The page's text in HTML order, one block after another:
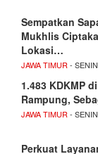
Sempatkan
Mukhlis
Lokasi…
JAWA TIMUR-
1.483 KDKMP
Rampung,
JAWA TIMUR-
Perkuat